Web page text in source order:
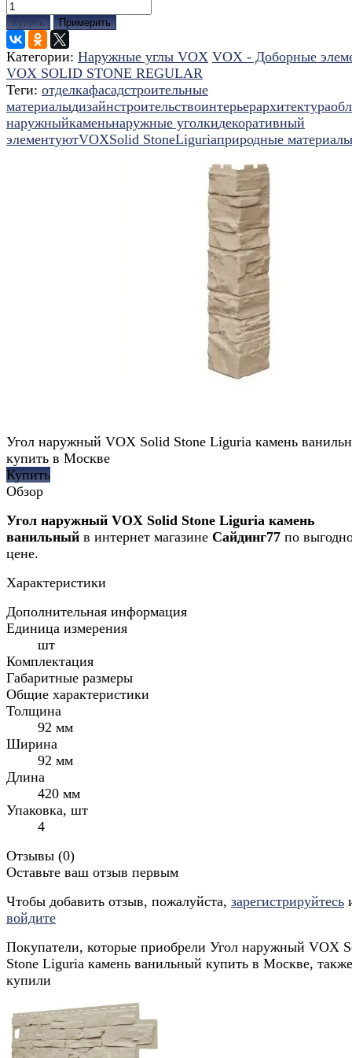
Купить Примерить
Категории: Наружные углы VOX VOX - Доборные
VOX SOLID STONE REGULAR
Теги: отделкафасадстроительные
материалыдизайнстроительствоинтерьерархитектура
наружныйкаменьнаружные уголкидекоративный
элементуютVOXSolid StoneLiguriaприродные материалы
Угол наружный VOX Solid Stone Liguria камень
купить в Москве
Купить
Обзор
Угол наружный VOX Solid Stone Liguria камень
ванильный в интернет магазине Сайдинг77 по
цене.
Характеристики
Дополнительная информация
Единица измерения
шт
Комплектация
Габаритные размеры
Общие характеристики
Толщина
92 мм
Ширина
92 мм
Длина
420 мм
Упаковка, шт
4
Отзывы (0)
Оставьте ваш отзыв первым
Чтобы добавить отзыв, пожалуйста, зарегистрируйтесь
войдите
Покупатели, которые приобрели Угол наружный VOX
Stone Liguria камень ванильный купить в Москве, также
купили